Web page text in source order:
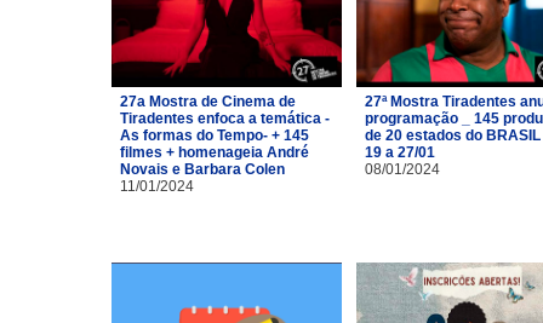
27a Mostra de Cinema de
Tiradentes enfoca a temática -
As formas do Tempo- + 145
filmes + homenageia André
Novais e Barbara Colen
11/01/2024
27ª Mostra Tiradentes
programação _ 145
de 20 estados do BRASIL
19 a 27/01
08/01/2024